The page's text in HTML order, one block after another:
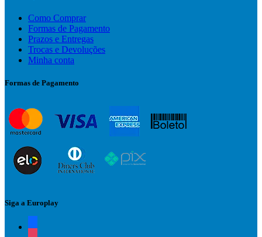
Como Comprar
Formas de Pagamento
Prazos e Entregas
Trocas e Devoluções
Minha conta
Formas de Pagamento
Siga a Europlay